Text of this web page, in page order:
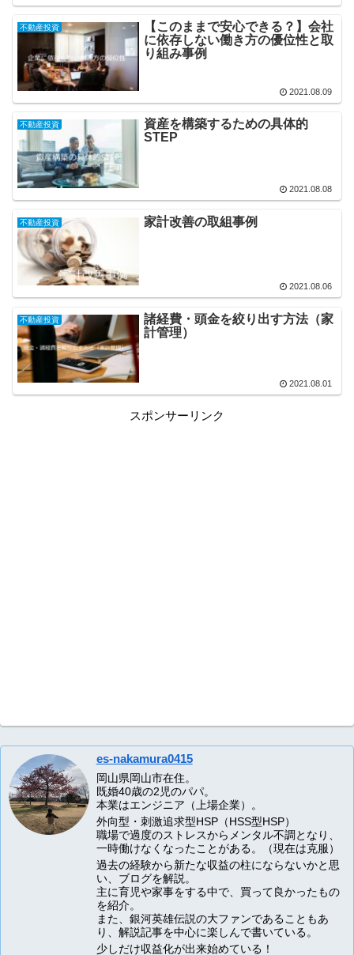
不動産投資
【このままで安心できる？】会社
に依存しない働き方の優位性と取
り組み事例
2021.08.09
不動産投資
資産を構築するための具体的
STEP
2021.08.08
不動産投資 家計改善の取組事例
2021.08.06
不動産投資
諸経費・頭金を絞り出す方法（家
計管理）
2021.08.01
スポンサーリンク
es-nakamura0415
岡山県岡山市在住。
既婚40歳の2児のパパ。
本業はエンジニア（上場企業）。
外向型・刺激追求型HSP（HSS型HSP）
職場で過度のストレスからメンタル不調となり、
一時働けなくなったことがある。（現在は克服）
過去の経験から新たな収益の柱にならないかと思
い、ブログを解説。
主に育児や家事をする中で、買って良かったもの
を紹介。
また、銀河英雄伝説の大ファンであることもあ
り、解説記事を中心に楽しんで書いている。
少しだけ収益化が出来始めている！